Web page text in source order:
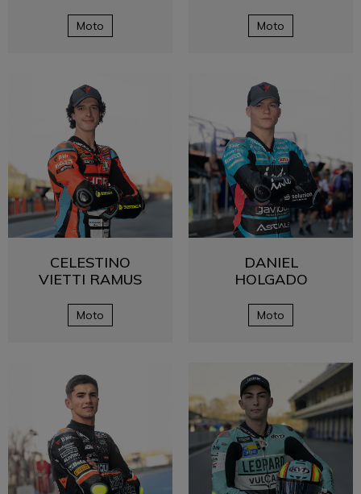
Moto Moto
CELESTINO
VIETTI RAMUS
Moto
DANIEL
HOLGADO
Moto